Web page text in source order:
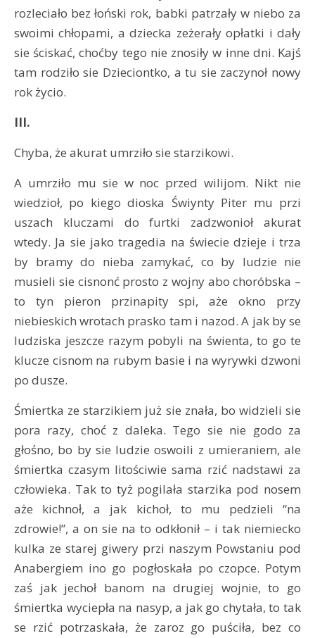
rozleciało bez łoński rok, babki patrzały w niebo za
swoimi chłopami, a dziecka zeżerały opłatki i dały
sie ściskać, choćby tego nie znosiły w inne dni. Kajś
tam rodziło sie Dzieciontko, a tu sie zaczynoł nowy
rok życio.
III.
Chyba, że akurat umrziło sie starzikowi.
A umrziło mu sie w noc przed wilijom. Nikt nie
wiedzioł, po kiego dioska Świynty Piter mu przi
uszach kluczami do furtki zadzwonioł akurat
wtedy. Ja sie jako tragedia na świecie dzieje i trza
by bramy do nieba zamykać, co by ludzie nie
musieli sie cisnonć prosto z wojny abo choróbska –
to tyn pieron przinapity spi, aże okno przy
niebieskich wrotach prasko tam i nazod. A jak by se
ludziska jeszcze razym pobyli na świenta, to go te
klucze cisnom na rubym basie i na wyrywki dzwoni
po dusze.
Śmiertka ze starzikiem już sie znała, bo widzieli sie
pora razy, choć z daleka. Tego sie nie godo za
głośno, bo by sie ludzie oswoili z umieraniem, ale
śmiertka czasym litościwie sama rzić nadstawi za
człowieka. Tak to tyż pogilała starzika pod nosem
aże kichnoł, a jak kichoł, to mu pedzieli “na
zdrowie!”, a on sie na to odkłonił – i tak niemiecko
kulka ze starej giwery przi naszym Powstaniu pod
Anabergiem ino go pogłoskała po czopce. Potym
zaś jak jechoł banom na drugiej wojnie, to go
śmiertka wyciepła na nasyp, a jak go chytała, to tak
se rzić potrzaskała, że zaroz go puściła, bez co